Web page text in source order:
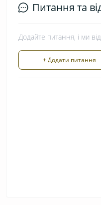
Питання та
Додайте питання, і ми
+ Додати питання